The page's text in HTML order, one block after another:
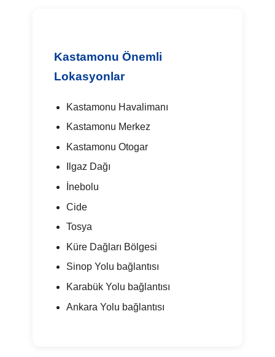
Kastamonu Önemli
Lokasyonlar
Kastamonu Havalimanı
Kastamonu Merkez
Kastamonu Otogar
Ilgaz Dağı
İnebolu
Cide
Tosya
Küre Dağları Bölgesi
Sinop Yolu bağlantısı
Karabük Yolu bağlantısı
Ankara Yolu bağlantısı